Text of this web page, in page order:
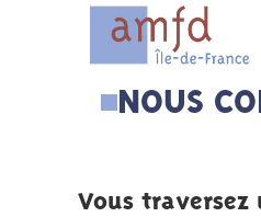
NOUS
Vous